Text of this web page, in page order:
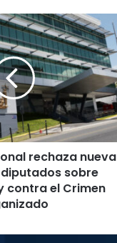
rechaza nueva
sobre
contra el Crimen